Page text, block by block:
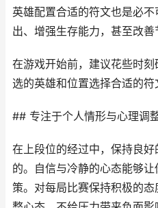
英雄配置合适的符文也是必
出、增强生存能力，甚至改善
在游戏开始前，建议花些时
选的英雄和位置选择合适的符
## 专注于个人情形与心理调
在上段位的经过中，保持良
的。自信与冷静的心态能够
策。对每局比赛保持积极的